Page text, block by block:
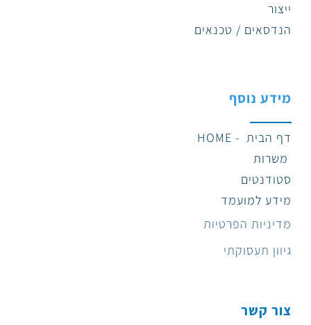
ייצור
הנדסאים / טכנאים
מידע נוסף
דף הבית - HOME
משרות
סטודנטים
מידע למועמד
מדיניות הפרטיות
גיוון תעסוקתי
צור קשר